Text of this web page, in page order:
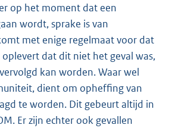
op het moment dat een
wordt, sprake is van
met enige regelmaat voor dat
dat dit niet het geval was,
kan worden. Waar wel
dient om opheffing van
te worden. Dit gebeurt altijd in
Er zijn echter ook gevallen